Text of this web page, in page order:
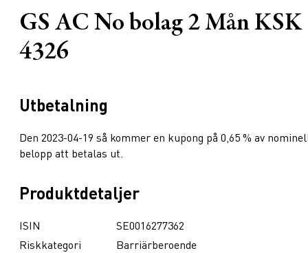
GS AC No bolag 2 Mån KSK
4326
Utbetalning
Den 2023-04-19 så kommer en kupong på 0,65 % av
belopp att betalas ut.
Produktdetaljer
ISIN
SE0016277362
Riskkategori
Barriärberoende